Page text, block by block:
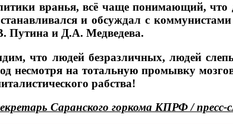
вранья, всё чаще понимающий, что
и обсуждал с
Путина и Д.А. Медведева.
что людей безразличных, людей
несмотря на тотальную промывку
рабства!
Саранского горкома КПРФ /